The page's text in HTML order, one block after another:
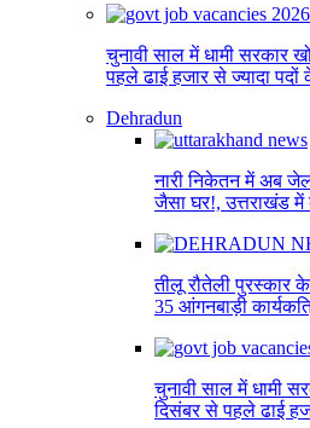
चुनावी साल में धामी सरकार
पहले ढाई हजार से ज्यादा पदों
Dehradun
नारी निकेतन में अब जेल
जैसा घर!, उत्तराखंड में
तीलू रौतेली पुरस्कार
35 आंगनबाड़ी
चुनावी साल में धामी
दिसंबर से पहले ढाई